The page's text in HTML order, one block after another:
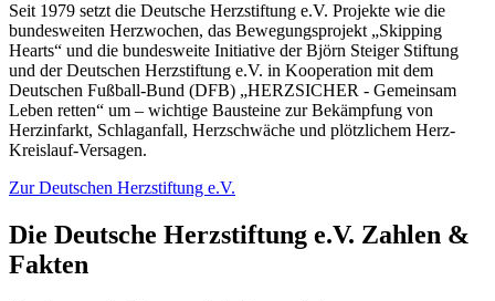
Seit 1979 setzt die Deutsche Herzstiftung e.V. Projekte wie die
bundesweiten Herzwochen, das Bewegungsprojekt „Skipping
Hearts“ und die bundesweite Initiative der Björn Steiger Stiftung
und der Deutschen Herzstiftung e.V. in Kooperation mit dem
Deutschen Fußball-Bund (DFB) „HERZSICHER - Gemeinsam
Leben retten“ um – wichtige Bausteine zur Bekämpfung von
Herzinfarkt, Schlaganfall, Herzschwäche und plötzlichem Herz-
Kreislauf-Versagen.
Zur Deutschen Herzstiftung e.V.
Die Deutsche Herzstiftung e.V. Zahlen &
Fakten